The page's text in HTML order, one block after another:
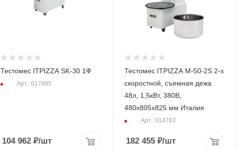
Тестомес ITPIZZA SK-30 1Ф
Арт.: 017885
104 962 ₽/шт
Тестомес ITPIZZA M-50-2S 2-х
скоростной, съемная дежа
48л, 1,5кВт, 380В,
480х805х825 мм Италия
Арт.: 014783
182 455₽/шт